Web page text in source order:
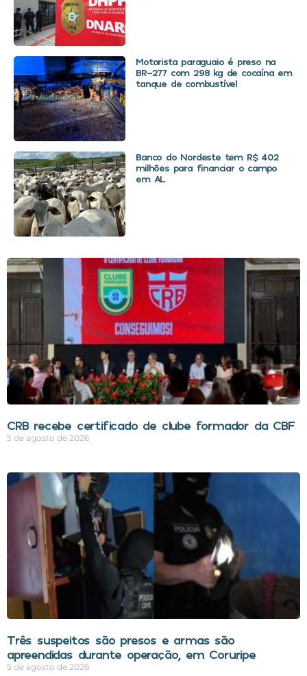
Motorista paraguaio é preso na
BR-277 com 298 kg de cocaína em
tanque de combustível
Banco do Nordeste tem R$ 402
milhões para financiar o campo
em AL
CRB recebe certificado de clube formador da CBF
5 de agosto de 2026
Três suspeitos são presos e armas são
apreendidas durante operação, em Coruripe
5 de agosto de 2026